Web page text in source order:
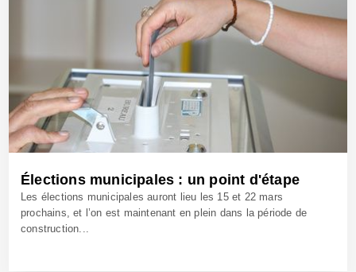
Élections municipales : un point d'étape
Les élections municipales auront lieu les 15 et 22 mars
prochains, et l’on est maintenant en plein dans la période de
construction...